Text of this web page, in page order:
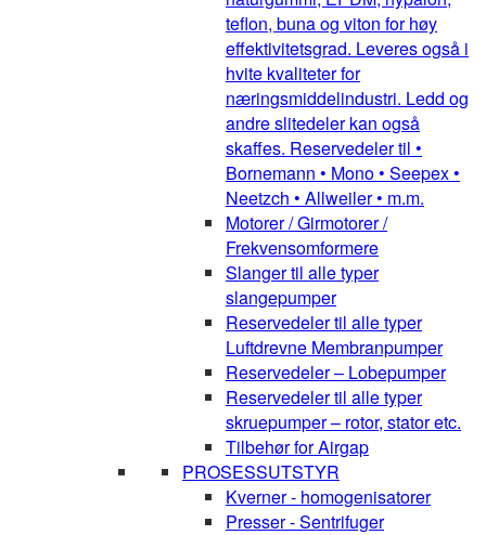
teflon, buna og viton for høy
effektivitetsgrad. Leveres også i
hvite kvaliteter for
næringsmiddelindustri. Ledd og
andre slitedeler kan også
skaffes. Reservedeler til •
Bornemann • Mono • Seepex •
Neetzch • Allweiler • m.m.
Motorer / Girmotorer /
Frekvensomformere
Slanger til alle typer
slangepumper
Reservedeler til alle typer
Luftdrevne Membranpumper
Reservedeler – Lobepumper
Reservedeler til alle typer
skruepumper – rotor, stator etc.
Tilbehør for Airgap
PROSESSUTSTYR
Kverner - homogenisatorer
Presser - Sentrifuger